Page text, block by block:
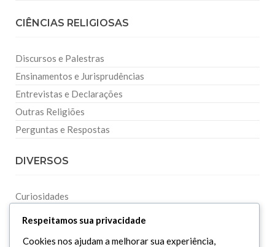
CIÊNCIAS RELIGIOSAS
Discursos e Palestras
Ensinamentos e Jurisprudências
Entrevistas e Declarações
Outras Religiões
Perguntas e Respostas
DIVERSOS
Curiosidades
Respeitamos sua privacidade
Cookies nos ajudam a melhorar sua experiência,